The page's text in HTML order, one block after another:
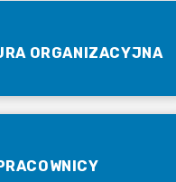
ORGANIZACYJNA